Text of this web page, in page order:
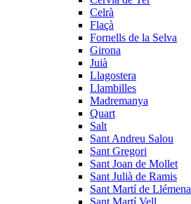
Celrà
Flaçà
Fornells de la Selva
Girona
Juià
Llagostera
Llambilles
Madremanya
Quart
Salt
Sant Andreu Salou
Sant Gregori
Sant Joan de Mollet
Sant Julià de Ramis
Sant Martí de Llémena
Sant Martí Vell